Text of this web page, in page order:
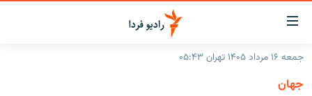
لینک‌های
قابلیت
دسترسی
بازگشت
جمعه ۱۶ مرداد ۱۴۰۵ تهران ۰۵:۴۳
جهان